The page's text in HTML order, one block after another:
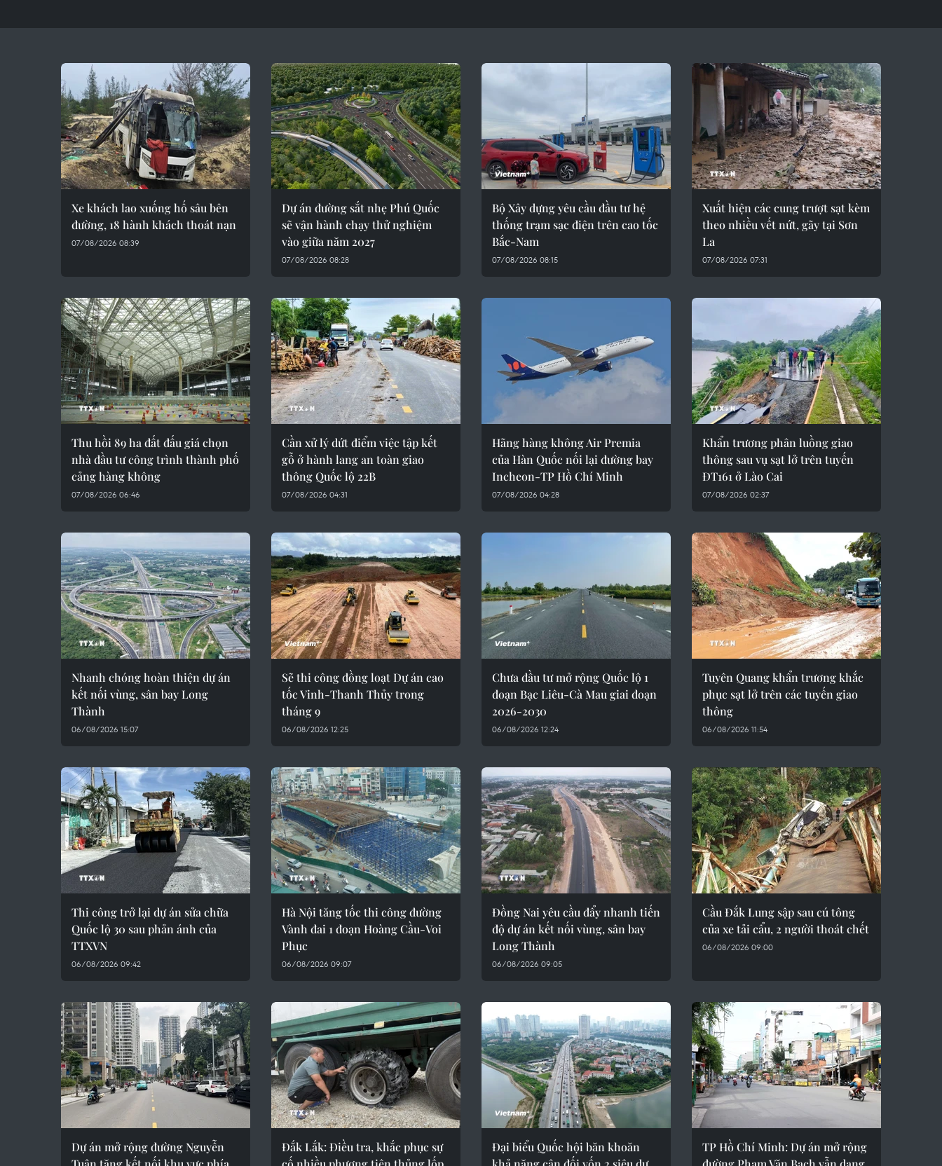
Xe khách lao xuống hố sâu bên
đường, 18 hành khách thoát nạn
07/08/2026 08:39
Dự án đường sắt nhẹ Phú Quốc
sẽ vận hành chạy thử nghiệm
vào giữa năm 2027
07/08/2026 08:28
Bộ Xây dựng yêu cầu đầu tư hệ
thống trạm sạc điện trên cao tốc
Bắc-Nam
07/08/2026 08:15
Xuất hiện các cung trượt sạt kèm
theo nhiều vết nứt, gãy tại Sơn
La
07/08/2026 07:31
Thu hồi 89 ha đất đấu giá chọn
nhà đầu tư công trình thành phố
cảng hàng không
07/08/2026 06:46
Cần xử lý dứt điểm việc tập kết
gỗ ở hành lang an toàn giao
thông Quốc lộ 22B
07/08/2026 04:31
Hãng hàng không Air Premia
của Hàn Quốc nối lại đường bay
Incheon-TP Hồ Chí Minh
07/08/2026 04:28
Khẩn trương phân luồng giao
thông sau vụ sạt lở trên tuyến
ĐT161 ở Lào Cai
07/08/2026 02:37
Nhanh chóng hoàn thiện dự án
kết nối vùng, sân bay Long
Thành
06/08/2026 15:07
Sẽ thi công đồng loạt Dự án cao
tốc Vinh-Thanh Thủy trong
tháng 9
06/08/2026 12:25
Chưa đầu tư mở rộng Quốc lộ 1
đoạn Bạc Liêu-Cà Mau giai đoạn
2026-2030
06/08/2026 12:24
Tuyên Quang khẩn trương khắc
phục sạt lở trên các tuyến giao
thông
06/08/2026 11:54
Thi công trở lại dự án sửa chữa
Quốc lộ 30 sau phản ánh của
TTXVN
06/08/2026 09:42
Hà Nội tăng tốc thi công đường
Vành đai 1 đoạn Hoàng Cầu-Voi
Phục
06/08/2026 09:07
Đồng Nai yêu cầu đẩy nhanh tiến
độ dự án kết nối vùng, sân bay
Long Thành
06/08/2026 09:05
Cầu Đắk Lung sập sau cú tông
của xe tải cẩu, 2 người thoát chết
06/08/2026 09:00
Dự án mở rộng đường Nguyễn
Đắk Lắk: Điều tra, khắc phục sự
Đại biểu Quốc hội băn khoăn
TP Hồ Chí Minh: Dự án mở rộng